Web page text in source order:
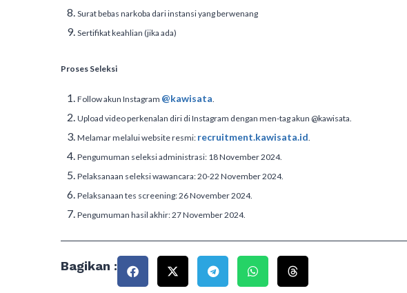
Surat bebas narkoba dari instansi yang berwenang
Sertifikat keahlian (jika ada)
Proses Seleksi
Follow akun Instagram @kawisata.
Upload video perkenalan diri di Instagram dengan men-tag akun @kawisata.
Melamar melalui website resmi: recruitment.kawisata.id.
Pengumuman seleksi administrasi: 18 November 2024.
Pelaksanaan seleksi wawancara: 20-22 November 2024.
Pelaksanaan tes screening: 26 November 2024.
Pengumuman hasil akhir: 27 November 2024.
Bagikan :